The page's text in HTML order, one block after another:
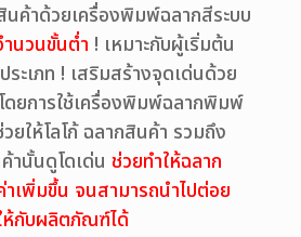
ค้าด้วยเครื่องพิมพ์ฉลากสีระบบ
นวนขั้นต่ำ ! เหมาะกับผู้เริ่มต้น
ะเภท ! เสริมสร้างจุดเด่นด้วย
ดยการใช้เครื่องพิมพ์ฉลากพิมพ์
ยให้โลโก้ ฉลากสินค้า รวมถึง
นั้นดูโดเด่น ช่วยทำให้ฉลาก
เพิ่มขึ้น จนสามารถนำไปต่อย
ห้กับผลิตภัณฑ์ได้